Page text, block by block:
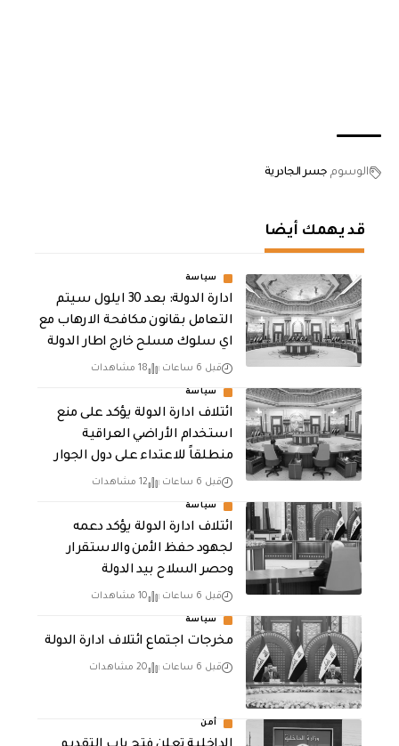
الوسوم جسر الجادرية
قد يهمك أيضا
سياسة
ادارة الدولة: بعد 30 ايلول سيتم
التعامل بقانون مكافحة الارهاب مع
اي سلوك مسلح خارج اطار الدولة
قبل 6 ساعات 18 مشاهدات
سياسة
ائتلاف ادارة الدولة يؤكد على منع
استخدام الأراضي العراقية
منطلقاً للاعتداء على دول الجوار
قبل 6 ساعات 12 مشاهدات
سياسة
ائتلاف ادارة الدولة يؤكد دعمه
لجهود حفظ الأمن والاستقرار
وحصر السلاح بيد الدولة
قبل 6 ساعات 10 مشاهدات
سياسة
مخرجات اجتماع ائتلاف ادارة الدولة
قبل 6 ساعات 20 مشاهدات
أمن